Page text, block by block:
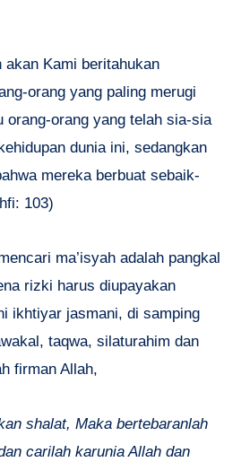
akan Kami beritahukan
orang yang paling merugi
orang-orang yang telah sia-sia
dunia ini, sedangkan
mereka berbuat sebaik-
103)
ma’isyah adalah pangkal
rizki harus diupayakan
ikhtiyar jasmani, di samping
taqwa, silaturahim dan
firman Allah,
shalat, Maka bertebaranlah
carilah karunia Allah dan